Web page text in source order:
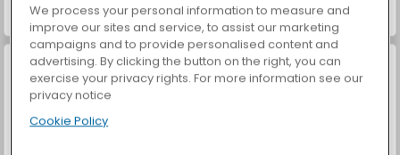
ASMR Makeover & Makeup Studio Farm Merge Valley
We process your personal information to measure and
improve our sites and service, to assist our marketing
campaigns and to provide personalised content and
advertising. By clicking the button on the right, you can
exercise your privacy rights. For more information see our
privacy notice
Cookie Policy